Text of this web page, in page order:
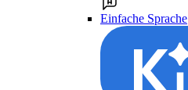
Einfache Sprache